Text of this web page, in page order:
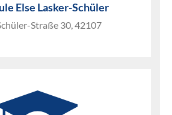
Else Lasker-Schüler
Straße 30, 42107